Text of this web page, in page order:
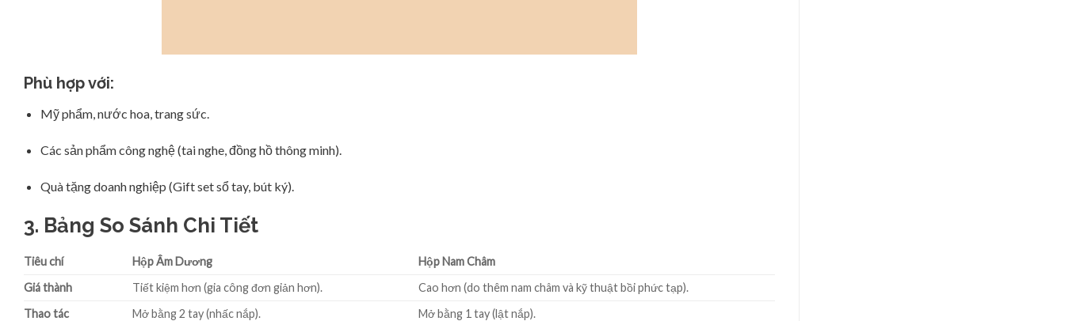
Phù hợp với:
Mỹ phẩm, nước hoa, trang sức.
Các sản phẩm công nghệ (tai nghe, đồng hồ thông minh).
Quà tặng doanh nghiệp (Gift set sổ tay, bút ký).
3. Bảng So Sánh Chi Tiết
Tiêu chí Hộp Âm Dương
Hộp Nam Châm
Giá thành
Tiết kiệm hơn (gia công đơn giản hơn).
Cao hơn (do thêm nam châm và kỹ thuật bồi phức tạp).
Thao tác
Mở bằng 2 tay (nhấc nắp).
Mở bằng 1 tay (lật nắp).